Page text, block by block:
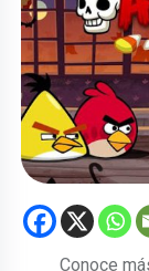
Conoce